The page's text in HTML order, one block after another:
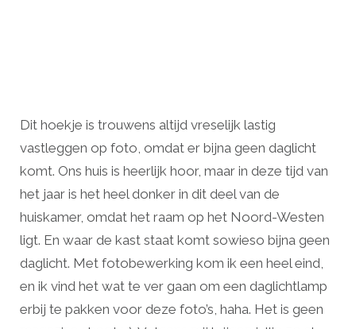
Dit hoekje is trouwens altijd vreselijk lastig
vastleggen op foto, omdat er bijna geen daglicht
komt. Ons huis is heerlijk hoor, maar in deze tijd van
het jaar is het heel donker in dit deel van de
huiskamer, omdat het raam op het Noord-Westen
ligt. En waar de kast staat komt sowieso bijna geen
daglicht. Met fotobewerking kom ik een heel eind,
en ik vind het wat te ver gaan om een daglichtlamp
erbij te pakken voor deze foto’s, haha. Het is geen